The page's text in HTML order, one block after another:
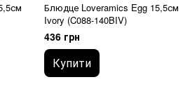
Блюдце Loveramics Egg 15,5см
Ivory (C088-140BIV)
436 грн
Купити